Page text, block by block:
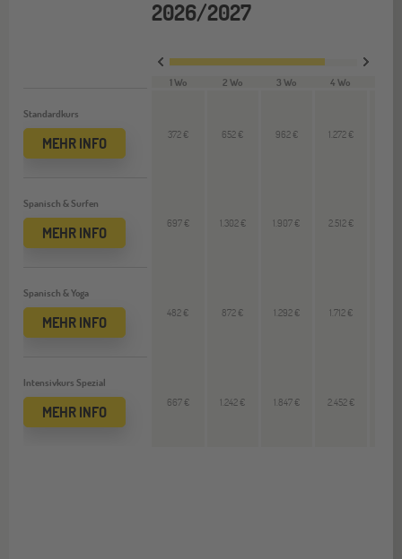
2026/2027
Standardkurs
MEHR INFO
Spanisch & Surfen
MEHR INFO
Spanisch & Yoga
MEHR INFO
Intensivkurs Spezial
MEHR INFO
1 Wo 2 Wo 3 Wo 4 Wo
372 € 652 € 962 € 1.272 €
697 € 1.302 € 1.907 € 2.512 €
482 € 872 € 1.292 € 1.712 €
667 € 1.242 € 1.847 € 2.452 €